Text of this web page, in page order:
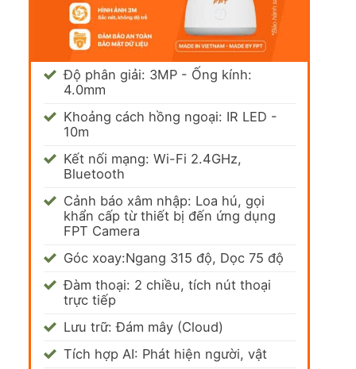
Độ phân giải: 3MP - Ống kính:
4.0mm
Khoảng cách hồng ngoại: IR LED -
10m
Kết nối mạng: Wi-Fi 2.4GHz,
Bluetooth
Cảnh báo xâm nhập: Loa hú, gọi
khẩn cấp từ thiết bị đến ứng dụng
FPT Camera
Góc xoay:Ngang 315 độ, Dọc 75 độ
Đàm thoại: 2 chiều, tích nút thoại
trực tiếp
Lưu trữ: Đám mây (Cloud)
Tích hợp AI: Phát hiện người, vật